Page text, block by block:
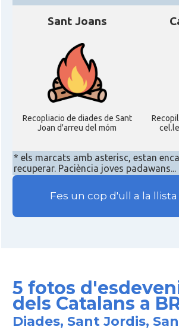
Sant Joans
Recopliacio de diades de Sant
Joan d'arreu del móm
* els marcats amb asterisc, estan
recuperar. Paciència joves padawans...
Fes un cop d'ull a la
5 fotos
dels Catalans a
Diades, Sant Jordis,